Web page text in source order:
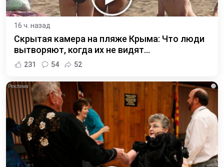
16 ч. назад
Скрытая камера на пляже Крыма: Что люди
вытворяют, когда их не видят...
231 54 52
i